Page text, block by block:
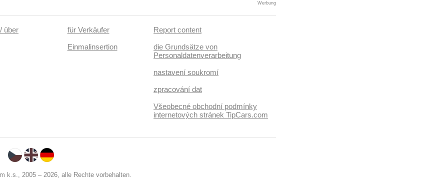
Werbung
über
für Verkäufer
Einmalinsertion
Report content
die Grundsätze von
Personaldatenverarbeitung
nastavení soukromí
zpracování dat
Všeobecné obchodní podmínky
internetových stránek TipCars.com
k.s., 2005 – 2026, alle Rechte vorbehalten.